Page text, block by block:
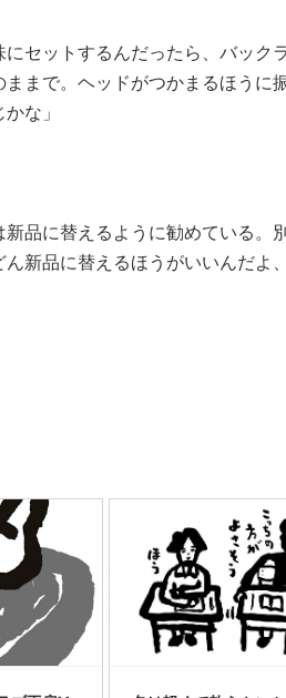
セットするんだったら、バック
まで。ヘッドがつかまるほうに
な」
品に替えるように勧めている。
新品に替えるほうがいいんだよ